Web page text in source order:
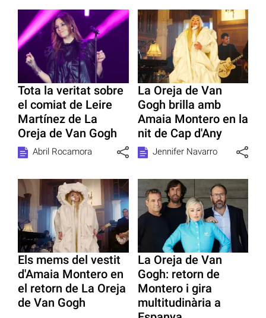
Tota la veritat sobre
el comiat de Leire
Martínez de La
Oreja de Van Gogh
Abril Rocamora
La Oreja de Van
Gogh brilla amb
Amaia Montero en la
nit de Cap d'Any
Jennifer Navarro
Els mems del vestit
d'Amaia Montero en
el retorn de La Oreja
de Van Gogh
La Oreja de Van
Gogh: retorn de
Montero i gira
multitudinària a